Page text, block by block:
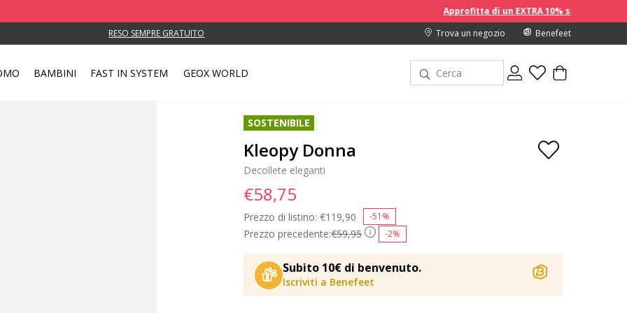
Approfitta di un EXTRA 10% sui prezzi scontati
RESO SEMPRE GRATUITO Trova un negozio Benefeet
BAMBINI FAST IN SYSTEM GEOX WORLD
SOSTENIBILE
Kleopy Donna
Decollete eleganti
Prezzo precedente:€59,95 -2%
Prezzo di listino: Price reduced from
€119,90 -51%
€58,75
Subito 10€ di benvenuto.
Iscriviti a Benefeet